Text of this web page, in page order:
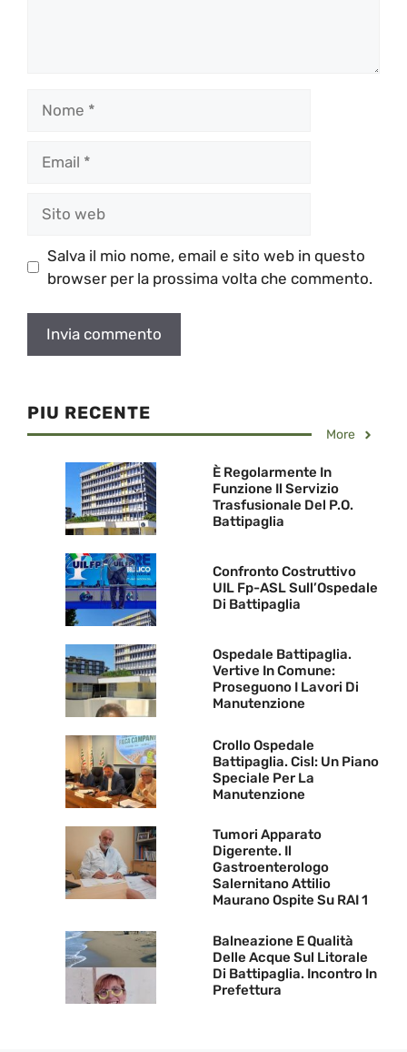
web
Salva il mio nome, email e sito web in questo
browser per la prossima volta che commento.
PIU RECENTE
More
È Regolarmente In
Funzione Il Servizio
Trasfusionale Del P.O.
Battipaglia
Confronto Costruttivo
UIL Fp-ASL Sull’Ospedale
Di Battipaglia
Ospedale Battipaglia.
Vertive In Comune:
Proseguono I Lavori Di
Manutenzione
Crollo Ospedale
Battipaglia. Cisl: Un Piano
Speciale Per La
Manutenzione
Tumori Apparato
Digerente. Il
Gastroenterologo
Salernitano Attilio
Maurano Ospite Su RAI 1
Balneazione E Qualità
Delle Acque Sul Litorale
Di Battipaglia. Incontro In
Prefettura